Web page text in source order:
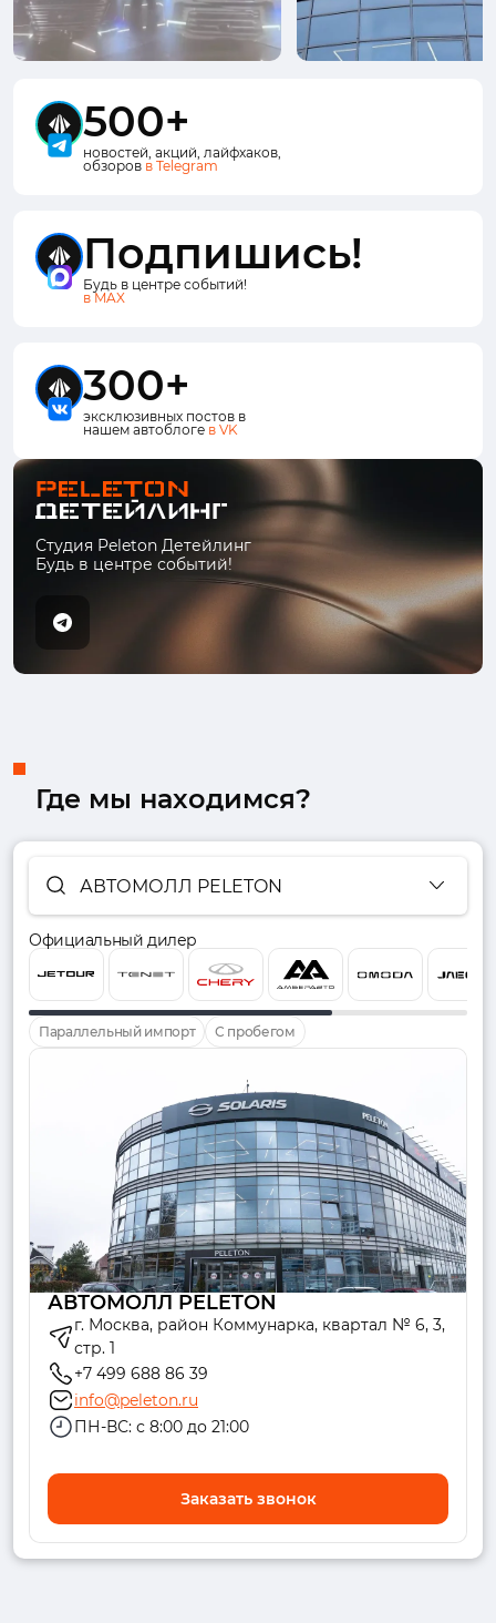
500+
новостей, акций, лайфхаков,
обзоров в Telegram
Подпишись!
Будь в центре событий!
в MAX
300+
эксклюзивных постов в
нашем автоблоге в VK
Студия Peleton Детейлинг
Будь в центре событий!
Где мы находимся?
АВТОМОЛЛ PELETON
Официальный дилер
Параллельный импорт С пробегом
АВТОМОЛЛ PELETON
г. Москва, район Коммунарка, квартал № 6, 3,
стр. 1
+7 499 688 86 39
info@peleton.ru
ПН-ВС: с 8:00 до 21:00
Заказать звонок